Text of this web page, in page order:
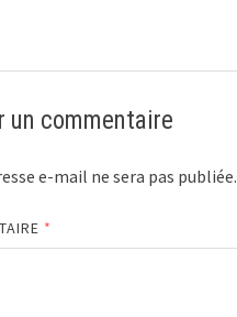
un commentaire
e-mail ne sera pas publiée.
*